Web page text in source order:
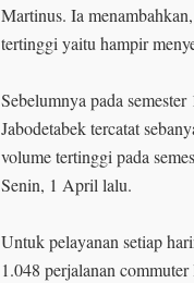
Martinus. Ia
tertinggi yaitu hampir
Sebelumnya pada
Jabodetabek tercatat
volume tertinggi pada
Senin, 1 April lalu.
Untuk pelayanan setiap
1.048 perjalanan